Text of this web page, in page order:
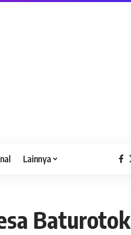
Lainnya
Baturotok